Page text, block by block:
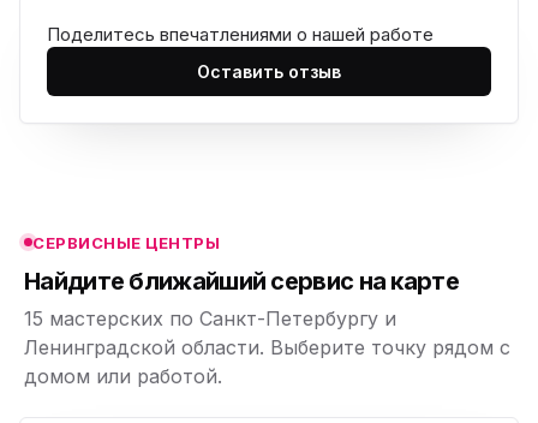
Поделитесь впечатлениями о нашей работе
Оставить отзыв
СЕРВИСНЫЕ ЦЕНТРЫ
Найдите ближайший сервис на карте
15 мастерских по Санкт-Петербургу и
Ленинградской области. Выберите точку рядом с
домом или работой.
ю